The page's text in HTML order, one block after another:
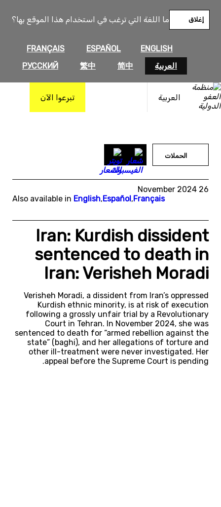
ما اللغة التي ترغب في استخدام هذا الموقع بها؟
ENGLISH
ESPAÑOL
FRANÇAIS
العربية
简中
繁中
РУССКИЙ
إغلاق
العربية تبرعوا الآن
المحتوى
الحملات
26 November 2024
Also available in English,Español,Français
Iran: Kurdish dissident
sentenced to death in
Iran: Verisheh Moradi
Verisheh Moradi, a dissident from Iran’s oppressed
Kurdish ethnic minority, is at risk of execution
following a grossly unfair trial by a Revolutionary
Court in Tehran. In November 2024, she was
sentenced to death for “armed rebellion against the
state” (baghi), and her allegations of torture and
other ill-treatment were never investigated. Her
appeal before the Supreme Court is pending.